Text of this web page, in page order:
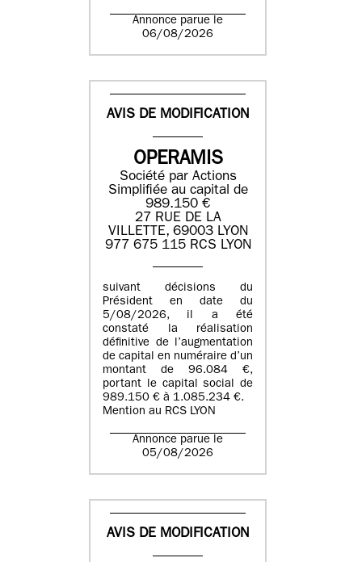
Annonce parue le
06/08/2026
AVIS DE MODIFICATION
OPERAMIS
Société par Actions
Simplifiée au capital de
989.150 €
27 RUE DE LA
VILLETTE, 69003 LYON
977 675 115 RCS LYON
suivant décisions du
Président en date du
5/08/2026, il a été
constaté la réalisation
définitive de l’augmentation
de capital en numéraire d’un
montant de 96.084 €,
portant le capital social de
989.150 € à 1.085.234 €.
Mention au RCS LYON
Annonce parue le
05/08/2026
AVIS DE MODIFICATION